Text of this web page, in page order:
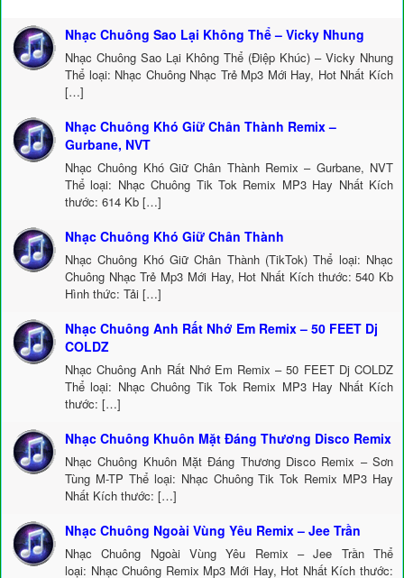
Nhạc Chuông Sao Lại Không Thể – Vicky Nhung
Nhạc Chuông Sao Lại Không Thể (Điệp Khúc) – Vicky Nhung
Thể loại: Nhạc Chuông Nhạc Trẻ Mp3 Mới Hay, Hot Nhất Kích
[…]
Nhạc Chuông Khó Giữ Chân Thành Remix –
Gurbane, NVT
Nhạc Chuông Khó Giữ Chân Thành Remix – Gurbane, NVT
Thể loại: Nhạc Chuông Tik Tok Remix MP3 Hay Nhất Kích
thước: 614 Kb […]
Nhạc Chuông Khó Giữ Chân Thành
Nhạc Chuông Khó Giữ Chân Thành (TikTok) Thể loại: Nhạc
Chuông Nhạc Trẻ Mp3 Mới Hay, Hot Nhất Kích thước: 540 Kb
Hình thức: Tải […]
Nhạc Chuông Anh Rất Nhớ Em Remix – 50 FEET Dj
COLDZ
Nhạc Chuông Anh Rất Nhớ Em Remix – 50 FEET Dj COLDZ
Thể loại: Nhạc Chuông Tik Tok Remix MP3 Hay Nhất Kích
thước: […]
Nhạc Chuông Khuôn Mặt Đáng Thương Disco Remix
Nhạc Chuông Khuôn Mặt Đáng Thương Disco Remix – Sơn
Tùng M-TP Thể loại: Nhạc Chuông Tik Tok Remix MP3 Hay
Nhất Kích thước: […]
Nhạc Chuông Ngoài Vùng Yêu Remix – Jee Trần
Nhạc Chuông Ngoài Vùng Yêu Remix – Jee Trần Thể
loại: Nhạc Chuông Remix Mp3 Mới Hay, Hot Nhất Kích thước: